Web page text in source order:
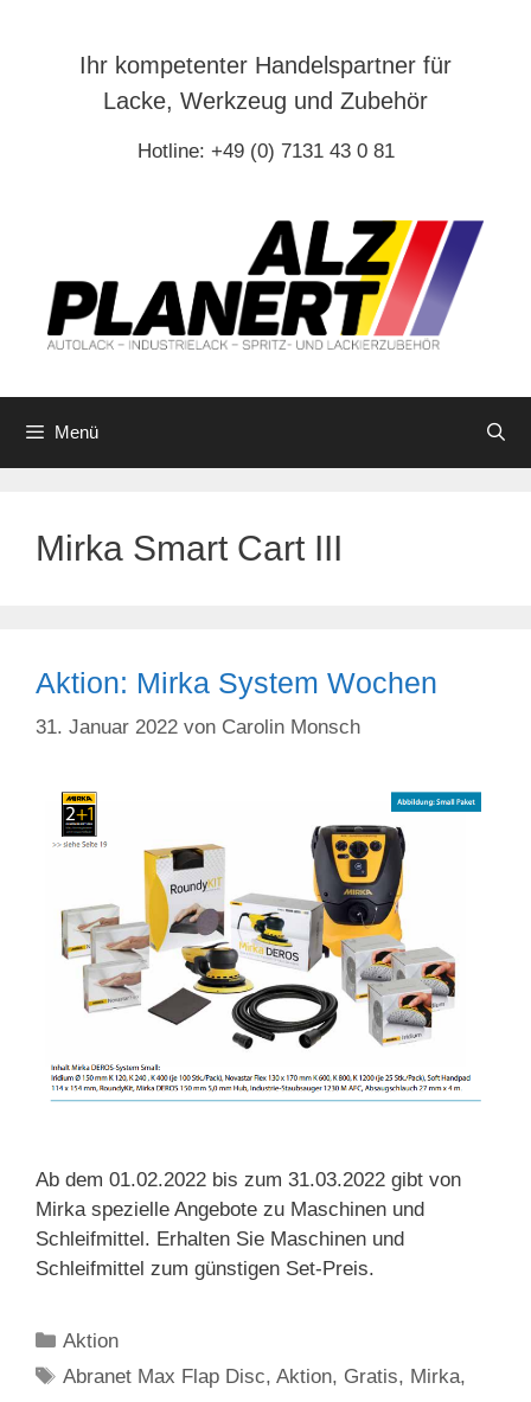
Ihr kompetenter Handelspartner für
Lacke, Werkzeug und Zubehör
Hotline: +49 (0) 7131 43 0 81
Menü
Mirka Smart Cart III
Aktion: Mirka System Wochen
31. Januar 2022 von Carolin Monsch
Ab dem 01.02.2022 bis zum 31.03.2022 gibt von
Mirka spezielle Angebote zu Maschinen und
Schleifmittel. Erhalten Sie Maschinen und
Schleifmittel zum günstigen Set-Preis.
Kategorien
Aktion
Schlagwörter
Abranet Max Flap Disc,Aktion, Gratis, Mirka,